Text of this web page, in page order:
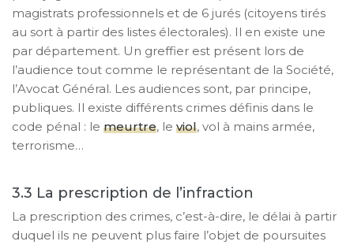
magistrats professionnels et de 6 jurés (citoyens tirés
au sort à partir des listes électorales). Il en existe une
par département. Un greffier est présent lors de
l’audience tout comme le représentant de la Société,
l’Avocat Général. Les audiences sont, par principe,
publiques. Il existe différents crimes définis dans le
code pénal : le meurtre, le viol, vol à mains armée,
terrorisme…
La prescription de l’infraction
La prescription des crimes, c’est-à-dire, le délai à partir
duquel ils ne peuvent plus faire l’objet de poursuites